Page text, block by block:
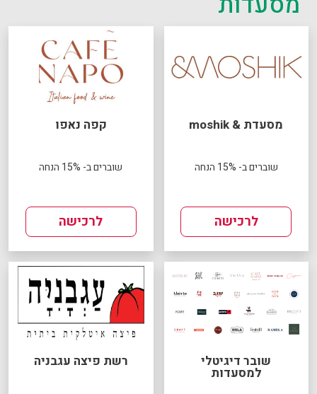
מסעדת & moshik
שוברים ב- 15% הנחה
לרכישה
קפה נאפו
שוברים ב- 15% הנחה
לרכישה
שובר דיגיטלי
למסעדות
רשת פיצה עגבניה